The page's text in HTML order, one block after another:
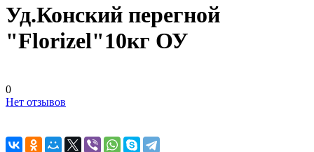
Уд.Конский перегной
"Florizel"10кг ОУ
0
Нет отзывов